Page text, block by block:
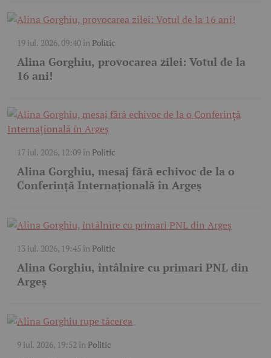
19 iul. 2026, 09:40în Politic
Alina Gorghiu, provocarea zilei: Votul de la
16 ani!
17 iul. 2026, 12:09în Politic
Alina Gorghiu, mesaj fără echivoc de la o
Conferință Internațională în Argeș
13 iul. 2026, 19:45 în Politic
Alina Gorghiu, întâlnire cu primari PNL din
Argeș
9 iul. 2026, 19:52 în Politic